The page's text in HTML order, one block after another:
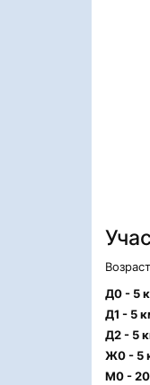
Д0 - 5
Д1 - 5
Д2 - 5
Ж0 - 5
М0 -